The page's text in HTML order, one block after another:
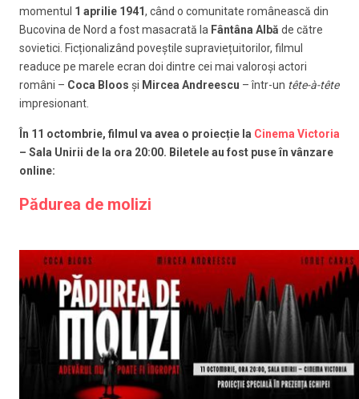
momentul 1 aprilie 1941, când o comunitate românească din
Bucovina de Nord a fost masacrată la Fântâna Albă de către
sovietici. Ficționalizând poveștile supraviețuitorilor, filmul
readuce pe marele ecran doi dintre cei mai valoroși actori
români – Coca Bloos și Mircea Andreescu – într-un tête-à-tête
impresionant.
În 11 octombrie, filmul va avea o proiecție la Cinema Victoria
– Sala Unirii de la ora 20:00. Biletele au fost puse în vânzare
online:
Pădurea de molizi